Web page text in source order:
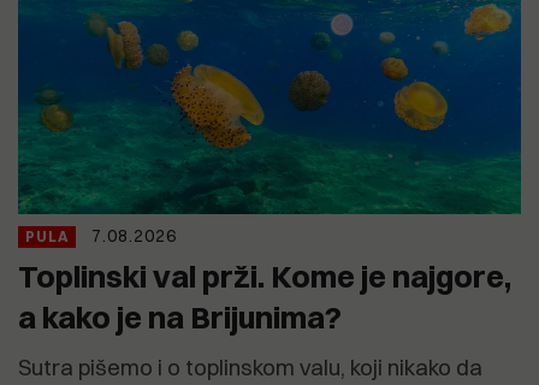
PULA 7.08.2026
Toplinski val prži. Kome je najgore,
a kako je na Brijunima?
Sutra pišemo i o toplinskom valu, koji nikako da